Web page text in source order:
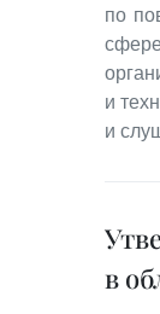
по
и
и
в